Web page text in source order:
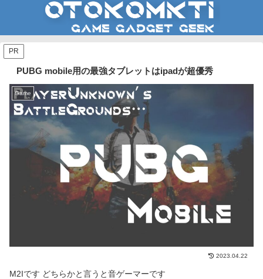
PR
PUBG mobile用の最強タブレットはipadが超優秀
Game
2023.04.22
M2Iです どちらかと言うと音ゲーマーです